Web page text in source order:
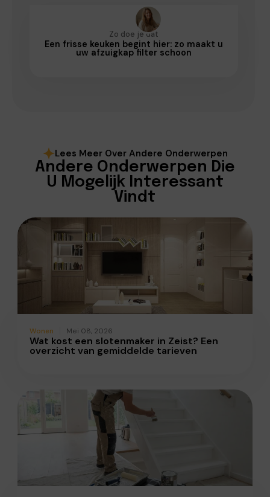
Zo doe je dat
Een frisse keuken begint hier: zo maakt u
uw afzuigkap filter schoon
Lees Meer Over Andere Onderwerpen
Andere Onderwerpen Die
U Mogelijk Interessant
Vindt
Wonen Mei 08, 2026
Wat kost een slotenmaker in Zeist? Een
overzicht van gemiddelde tarieven